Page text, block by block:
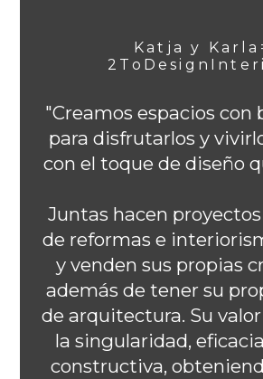
Katja y
"Creamos espacios con
para disfrutarlos y
con el toque de diseño
Juntas hacen
de reformas e
y venden sus propias
además de tener su
de arquitectura. Su
la singularidad,
constructiva,